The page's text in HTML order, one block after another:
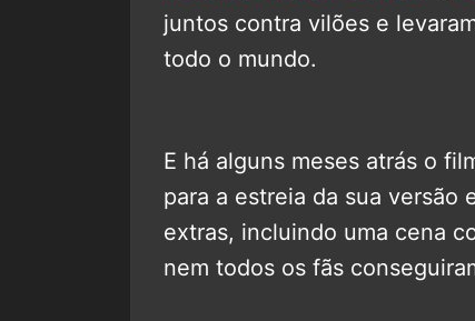
juntos contra vilões e
todo o mundo.
E há alguns meses atrás o
para a estreia da sua versão
extras, incluindo uma cena
nem todos os fãs